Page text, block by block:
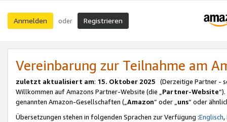
Anmelden oder Registrieren
Vereinbarung zur Teilnahme am
zuletzt aktualisiert am: 15. Oktober 2025 (Derzeitige Partner -
Willkommen auf Amazons Partner-Website (die „Partner-Website
genannten Amazon-Gesellschaften („Amazon“ oder „uns“ oder
Übersetzungen stehen in folgenden Sprachen zur Verfügung :Englisch,